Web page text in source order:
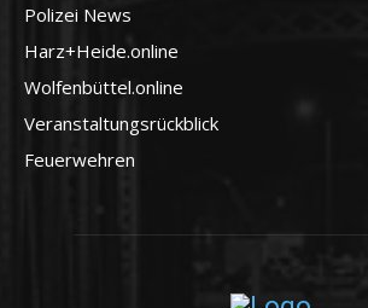
Polizei News
Harz+Heide.online
Wolfenbüttel.online
Veranstaltungsrückblick
Feuerwehren